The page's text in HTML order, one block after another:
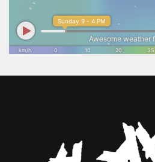
επιταχύνει τις απαραίτητες
αρχιτεκτονική του Ναού να αναδειχθεί
περιβάλλον και να αποκτήσει τη θέση
στον διεθνή πολιτιστικό χάρτη. Το
να στηρίζει κάθε πρωτοβουλία που
βιώσιμη ανάπτυξη, την
κληρονομιάς αποτελεί επένδυση στο